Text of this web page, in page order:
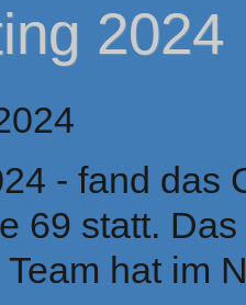
2024
- fand das
69 statt.
hat im